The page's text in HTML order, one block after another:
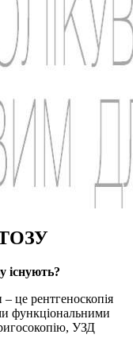
існують?
це рентгеноскопія
функціональними
УЗД